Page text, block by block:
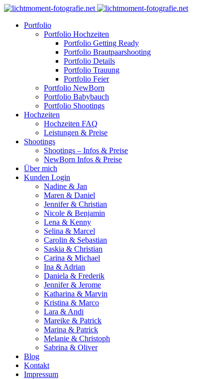
Portfolio
Portfolio Hochzeiten
Portfolio Getting Ready
Portfolio Brautpaarshooting
Portfolio Details
Portfolio Trauung
Portfolio Feier
Portfolio NewBorn
Portfolio Babybauch
Portfolio Shootings
Hochzeiten
Hochzeiten FAQ
Leistungen & Preise
Shootings
Shootings – Infos & Preise
NewBorn Infos & Preise
Über mich
Kunden Login
Nadine & Jan
Maren & Daniel
Jennifer & Christian
Nicole & Benjamin
Lena & Kenny
Selina & Marcel
Carolin & Sebastian
Saskia & Christian
Carina & Michael
Ina & Adrian
Daniela & Frederik
Jennifer & Jerome
Katharina & Marvin
Kristina & Marco
Lara & Andi
Mareike & Patrick
Marina & Patrick
Melanie & Christoph
Sabrina & Oliver
Blog
Kontakt
Impressum